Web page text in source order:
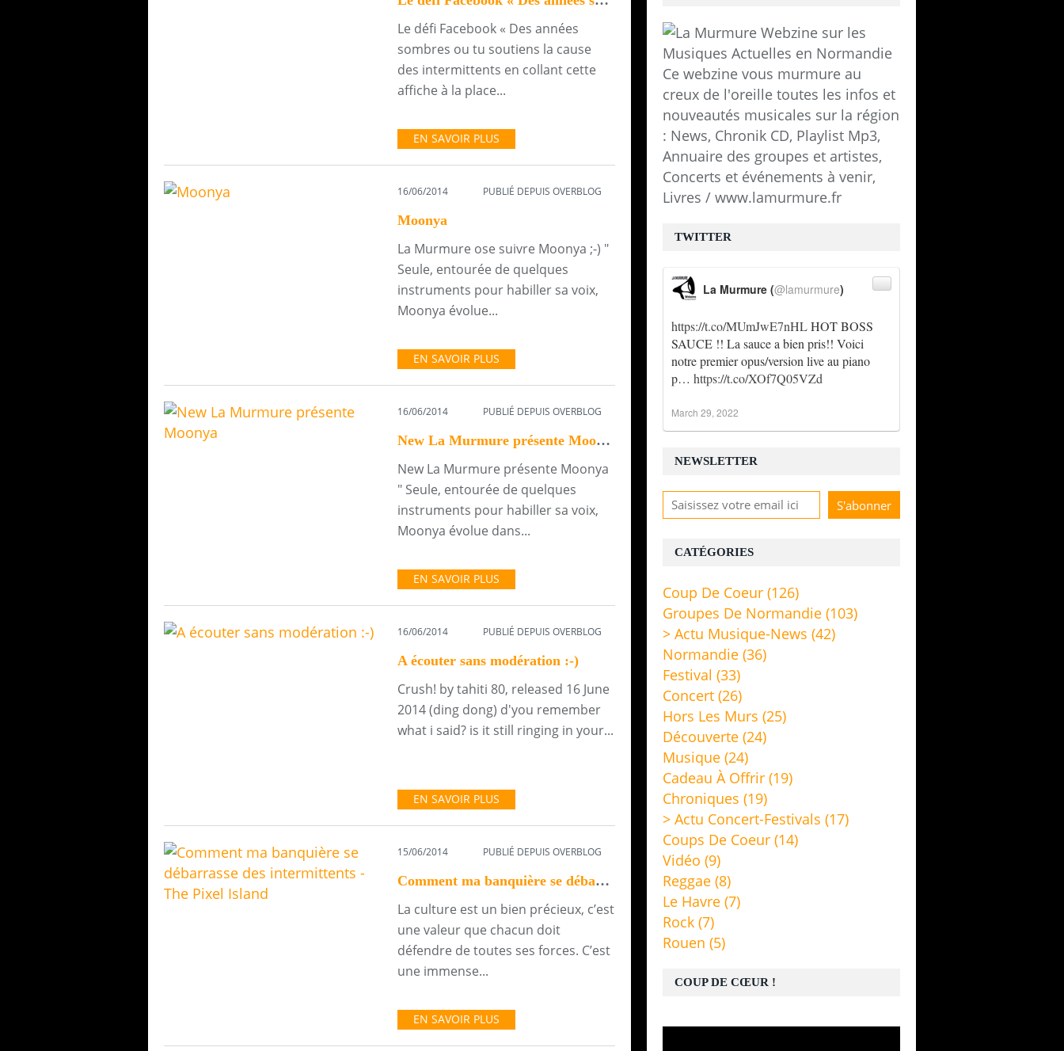
Le défi Facebook « Des années
sombres ou tu soutiens la cause
des intermittents en collant cette
affiche à la place...
EN SAVOIR PLUS
16/06/2014 PUBLIÉ DEPUIS OVERBLOG
Moonya
La Murmure ose suivre Moonya ;-) "
Seule, entourée de quelques
instruments pour habiller sa voix,
Moonya évolue...
EN SAVOIR PLUS
16/06/2014 PUBLIÉ DEPUIS OVERBLOG
New La Murmure présente Moonya
New La Murmure présente Moonya
" Seule, entourée de quelques
instruments pour habiller sa voix,
Moonya évolue dans...
EN SAVOIR PLUS
16/06/2014 PUBLIÉ DEPUIS OVERBLOG
A écouter sans modération :-)
Crush! by tahiti 80, released 16 June
2014 (ding dong) d'you remember
what i said? is it still ringing in your...
EN SAVOIR PLUS
15/06/2014 PUBLIÉ DEPUIS OVERBLOG
Comment ma banquière se débarrasse des intermittents - The Pixel Island
La culture est un bien précieux, c’est
une valeur que chacun doit
défendre de toutes ses forces. C’est
une immense...
EN SAVOIR PLUS
NEWSLETTER
Ce webzine vous murmure au
creux de l'oreille toutes les infos et
nouveautés musicales sur la région
: News, Chronik CD, Playlist Mp3,
Annuaire des groupes et artistes,
Concerts et événements à venir,
Livres / www.lamurmure.fr
TWITTER
https://t.co/MUmJwE7nHLHOT BOSS
SAUCE !! La sauce a bien pris!! Voici
notre premier opus/version live au piano
p… https://t.co/XOf7Q05VZd
La Murmure (@lamurmure)
March 29, 2022
CATÉGORIES
Coup De Coeur (126)
Groupes De Normandie (103)
> Actu Musique-News (42)
Normandie (36)
Festival (33)
Concert (26)
Hors Les Murs (25)
Découverte (24)
Musique (24)
Cadeau À Offrir (19)
Chroniques (19)
> Actu Concert-Festivals (17)
Coups De Coeur (14)
Vidéo (9)
Reggae (8)
Le Havre (7)
Rock (7)
Rouen (5)
COUP DE CŒUR !